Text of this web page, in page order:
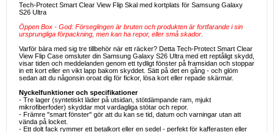
Tech-Protect Smart Clear View Flip Skal med kortplats för Samsung Galaxy
S26 Ultra
Öppen Box - God: Förseglingen är bruten och produkten är fortfarande i sin
ursprungliga förpackning, men kan ha repor, eller små skador.
Varför bära med sig tre tillbehör när ett räcker? Detta Tech-Protect Smart Clear
View Flip Case omsluter din Samsung Galaxy S26 Ultra med ett reptåligt skydd,
visar tiden och meddelanden genom ett tydligt fönster på framsidan och stoppar
in ett kort eller en vikt lapp bakom skyddet. Sätt på det en gång - och glöm
sedan att du någonsin oroat dig för fickor, lösa kort eller repade skärmar.
Nyckelfunktioner och specifikationer
- Tre lager (syntetiskt läder på utsidan, stötdämpande ram, mjukt
mikrofiberfoder) skyddar mot vardagliga stötar och repor.
- Främre "smart fönster" gör att du kan se tid, datum och varningar utan att
vända på locket.
- Ett dolt fack rymmer ett betalkort eller en sedel - perfekt för kafferasten eller